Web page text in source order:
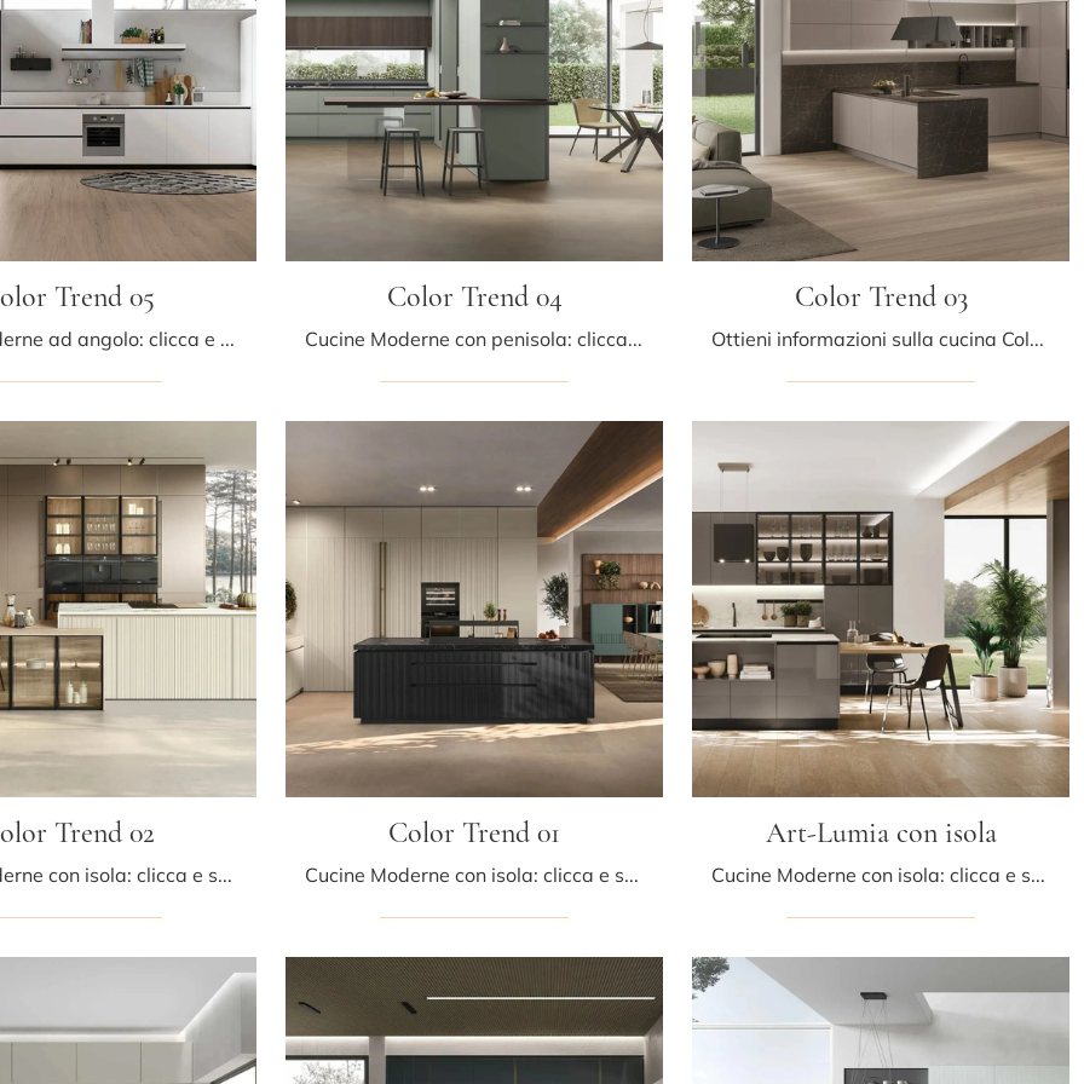
Trend 05
Cucine Moderne ad angolo: clicca e scopri un ricco catalogo di soluzioni della firma Stosa, tra cui il modello Color Trend 05.
Color Trend 04
Cucine Moderne con penisola: clicca e scopri un ricco catalogo di soluzioni della marca Stosa, tra cui il modello Color Trend 04.
Color Trend 03
Ottieni informazioni sulla cucina Color Trend 03 di Stosa: questa soluzione in laccato opaco sarà la scelta ideale per te!
Trend 02
Cucine Moderne con isola: clicca e scopri una ricca gamma di soluzioni dell'azienda Stosa, tra cui il modello Color Trend 02.
Color Trend 01
Cucine Moderne con isola: clicca e scopri una ricca gamma di soluzioni del marchio Stosa, tra cui il modello Color Trend 01.
Art-Lumia con isola
Cucine Moderne con isola: clicca e scopri un ricco catalogo di soluzioni del brand Stosa, tra cui il modello Art-Lumia con isola.